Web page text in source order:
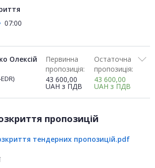
07:00
Олексій
Первинна
пропозиція:
43 600,00
UAH з ПДВ
Остаточна
пропозиція:
43 600,00
UAH з ПДВ
пропозицій
тендерних пропозицій.pdf